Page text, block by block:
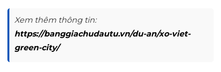
Xem thêm thông tin:
https://banggiachudautu.vn/du-an/xo-viet-
green-city/